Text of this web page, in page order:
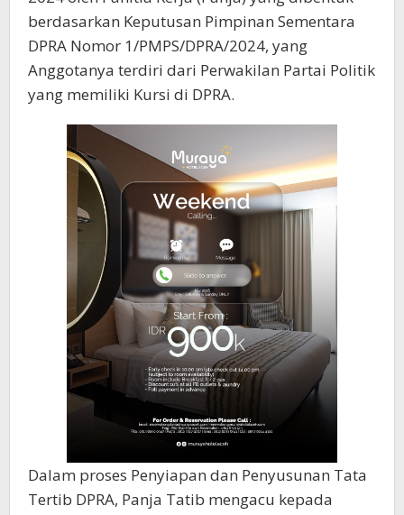
berdasarkan Keputusan Pimpinan Sementara
DPRA Nomor 1/PMPS/DPRA/2024, yang
Anggotanya terdiri dari Perwakilan Partai Politik
yang memiliki Kursi di DPRA.
Dalam proses Penyiapan dan Penyusunan Tata
Tertib DPRA, Panja Tatib mengacu kepada